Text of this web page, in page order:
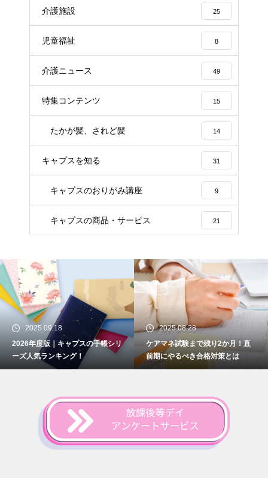
介護施設 25
児童福祉 8
介護ニュース 49
特集コンテンツ 15
たかが髪、されど髪 14
キャプスを知る 31
キャプスのおりがみ講座 9
キャプスの商品・サービス 21
2025.09.18
2026年度版｜キャプスの手帳シリ
ーズ人気ランキング！
2025.08.28
ケアマネ試験まで残り2か月！直
前期にやるべき合格対策とは